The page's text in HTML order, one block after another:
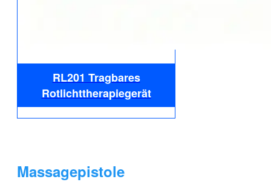
RL201 Tragbares
Rotlichttherapiegerät
Massagepistole